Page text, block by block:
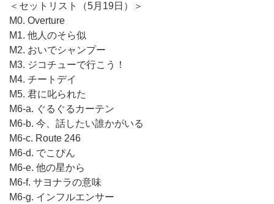
＜セットリスト（5月19日）＞
M0. Overture
M1. 他人のそら似
M2. おいでシャンプー
M3. ジコチューで行こう！
M4. チートデイ
M5. 君に叱られた
M6-a. ぐるぐるカーテン
M6-b. 今、話したい誰かがいる
M6-c. Route 246
M6-d. でこぴん
M6-e. 他の星から
M6-f. サヨナラの意味
M6-g. インフルエンサー